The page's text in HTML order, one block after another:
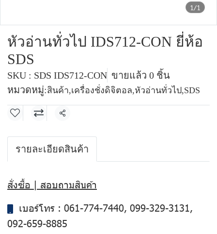
1/1
หัวอ่านทั่วไป IDS712-CON ยี่ห้อ
SDS
SKU : SDS IDS712-CON ขายแล้ว 0 ชิ้น
หมวดหมู่:สินค้า,เครื่องชั่งดิจิตอล,หัวอ่านทั่วไป,SDS
แชร์
รายละเอียดสินค้า
สั่งซื้อ | สอบถามสินค้า
เบอร์โทร : 061-774-7440, 099-329-3131 ,
092-659-8885